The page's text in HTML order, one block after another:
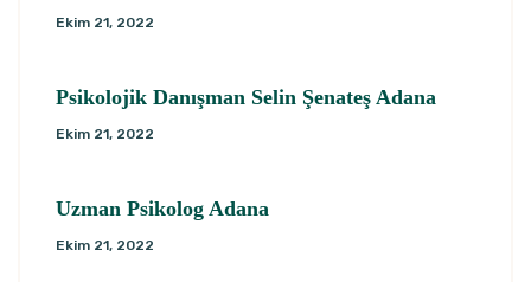
Ekim 21, 2022
Psikolojik Danışman Selin Şenateş Adana
Ekim 21, 2022
Uzman Psikolog Adana
Ekim 21, 2022